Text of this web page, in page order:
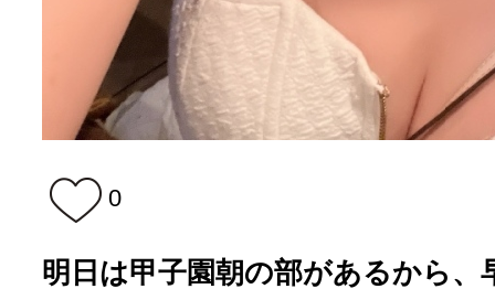
0
明日は甲子園朝の部があるから、